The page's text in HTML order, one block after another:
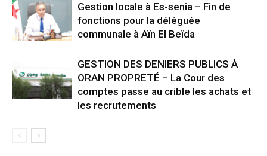
Gestion locale à Es-senia – Fin de
fonctions pour la déléguée
communale à Aïn El Beïda
GESTION DES DENIERS PUBLICS À
ORAN PROPRETÉ – La Cour des
comptes passe au crible les achats et
les recrutements